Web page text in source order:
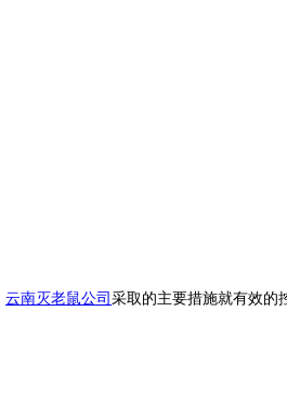
云南灭老鼠公司 采取的主要措施就有效的